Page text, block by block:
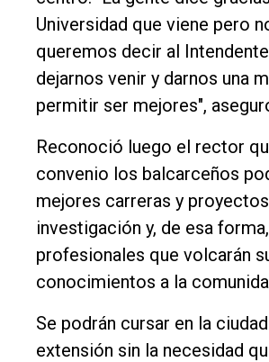
Universidad que viene pero
queremos decir al
dejarnos venir y darnos una
permitir ser mejores",
Reconoció luego el rector
convenio los balcarceños
mejores carreras y
investigación y, de esa
profesionales que volcarán
conocimientos a la
Se podrán cursar en la
extensión sin la necesidad